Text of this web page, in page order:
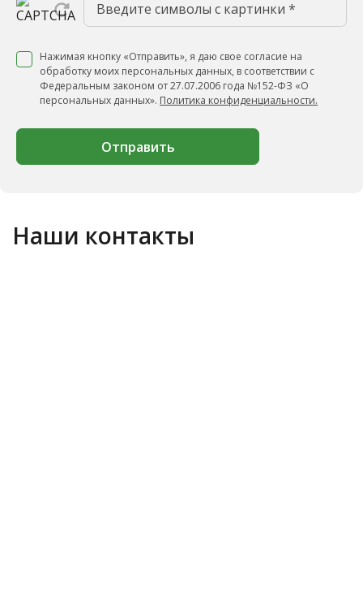
Нажимая кнопку «Отправить», я даю свое согласие на
обработку моих персональных данных, в соответствии с
Федеральным законом от 27.07.2006 года №152-ФЗ «О
персональных данных». Политика конфиденциальности.
Отправить
Наши контакты